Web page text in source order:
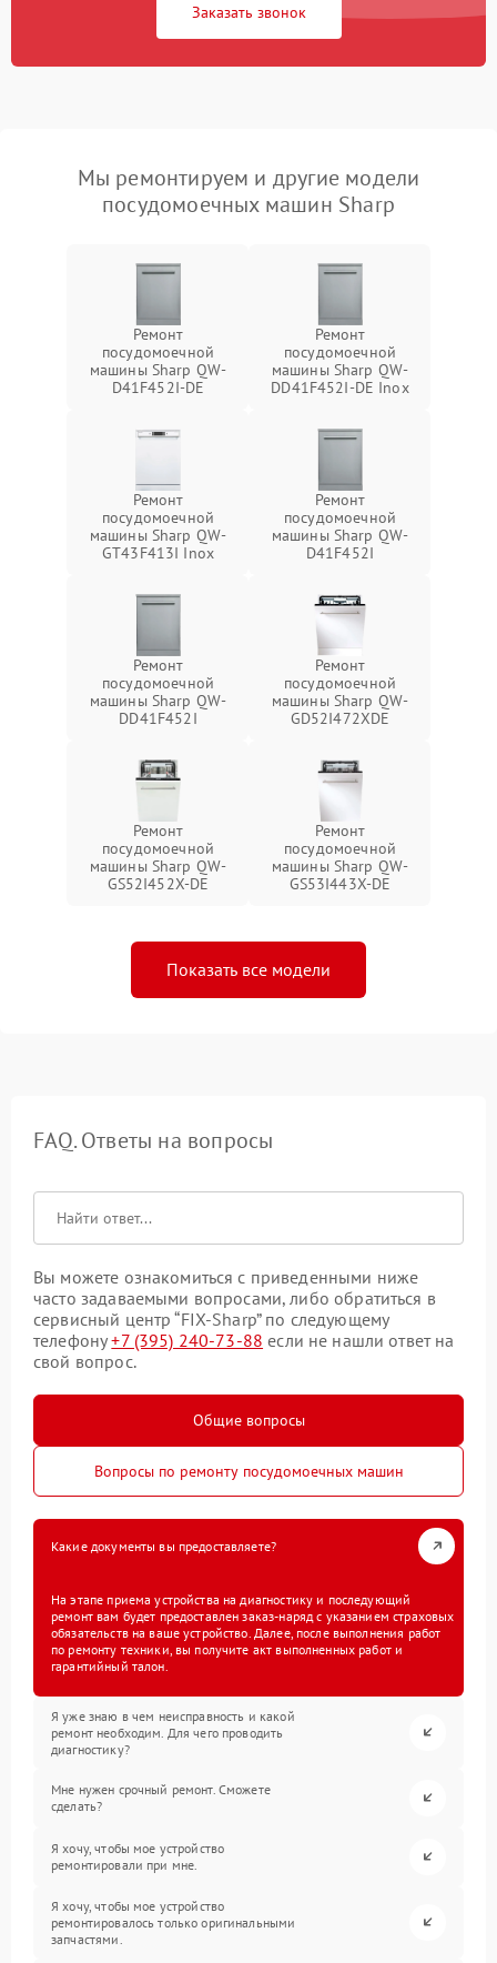
Заказать звонок
Мы ремонтируем и другие модели
посудомоечных машин Sharp
Ремонт
посудомоечной
машины Sharp QW-
D41F452I-DE
Ремонт
посудомоечной
машины Sharp QW-
DD41F452I-DE Inox
Ремонт
посудомоечной
машины Sharp QW-
GT43F413I Inox
Ремонт
посудомоечной
машины Sharp QW-
D41F452I
Ремонт
посудомоечной
машины Sharp QW-
DD41F452I
Ремонт
посудомоечной
машины Sharp QW-
GD52I472XDE
Ремонт
посудомоечной
машины Sharp QW-
GS52I452X-DE
Ремонт
посудомоечной
машины Sharp QW-
GS53I443X-DE
Показать все модели
FAQ. Ответы на вопросы
Вы можете ознакомиться с приведенными ниже
часто задаваемыми вопросами, либо обратиться в
сервисный центр “FIX-Sharp” по следующему
телефону+7 (395) 240-73-88 если не нашли ответ на
свой вопрос.
Общие вопросы
Вопросы по ремонту посудомоечных машин
Какие документы вы предоставляете?
На этапе приема устройства на диагностику и последующий
ремонт вам будет предоставлен заказ-наряд с указанием страховых
обязательств на ваше устройство. Далее, после выполнения работ
по ремонту техники, вы получите акт выполненных работ и
гарантийный талон.
Я уже знаю в чем неисправность и какой
ремонт необходим. Для чего проводить
диагностику?
Мне нужен срочный ремонт. Сможете
сделать?
Я хочу, чтобы мое устройство
ремонтировали при мне.
Я хочу, чтобы мое устройство
ремонтировалось только оригинальными
запчастями.